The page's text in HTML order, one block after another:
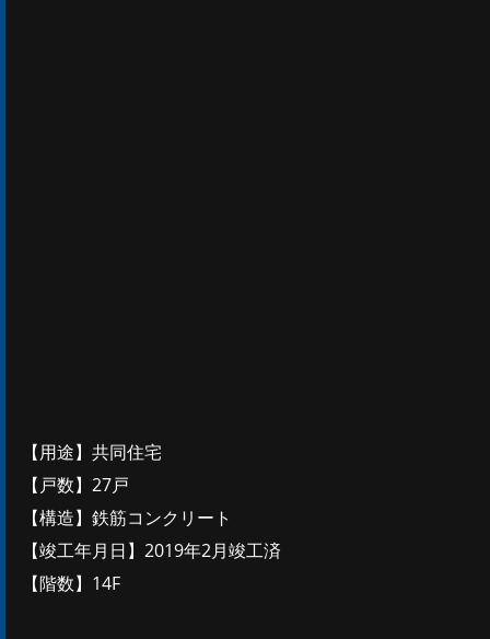
【用途】共同住宅
【戸数】27戸
【構造】鉄筋コンクリート
【竣工年月日】2019年2月竣工済
【階数】14F